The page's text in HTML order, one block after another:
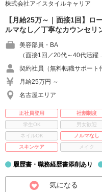
株式会社アイスタイルキャリア
【月給25万～｜面接1回】
ルマなし／丁寧なカウンセリ
美容部員・BA
（面接1回／20代～40代活躍
契約社員（無料転職サポート
月給25万円 ～
名古屋エリア
正社員登用 社割制度
学生OK
男女歓迎
ネイルOK
ノルマなし
スキンケア
メイク
履歴書・職務経歴書添削あり
気になる